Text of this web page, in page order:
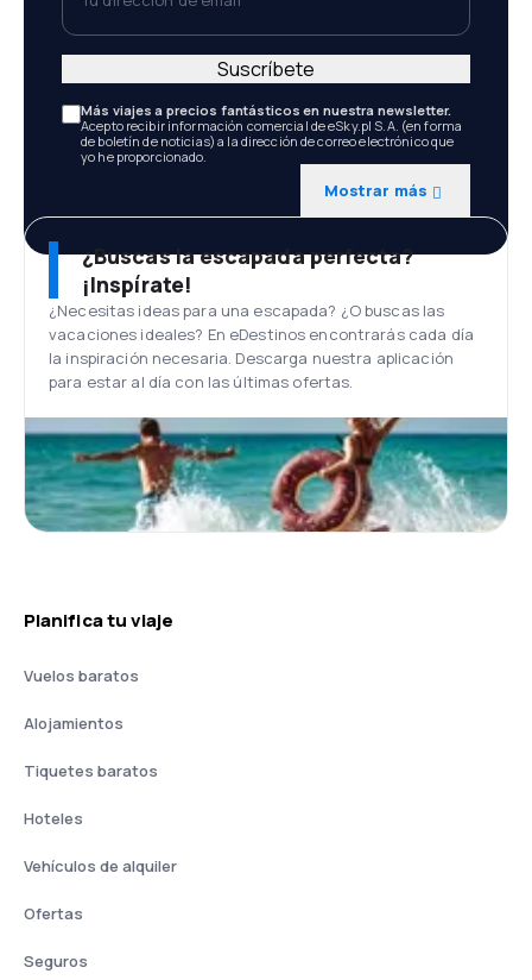
Más viajes a precios fantásticos en nuestra newsletter.
Acepto recibir información comercial de eSky.pl S.A. (en forma
de boletín de noticias) a la dirección de correo electrónico que
yo he proporcionado.
Mostrar más
Suscríbete
¿Buscas la escapada perfecta?
¡Inspírate!
¿Necesitas ideas para una escapada? ¿O buscas las
vacaciones ideales? En eDestinos encontrarás cada día
la inspiración necesaria. Descarga nuestra aplicación
para estar al día con las últimas ofertas.
Planifica tu viaje
Vuelos baratos
Alojamientos
Tiquetes baratos
Hoteles
Vehículos de alquiler
Ofertas
Seguros